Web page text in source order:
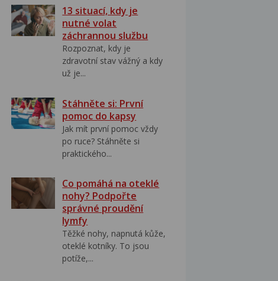
13 situací, kdy je
nutné volat
záchrannou službu
Rozpoznat, kdy je
zdravotní stav vážný a kdy
už je...
Stáhněte si: První
pomoc do kapsy
Jak mít první pomoc vždy
po ruce? Stáhněte si
praktického...
Co pomáhá na oteklé
nohy? Podpořte
správné proudění
lymfy
Těžké nohy, napnutá kůže,
oteklé kotníky. To jsou
potíže,...